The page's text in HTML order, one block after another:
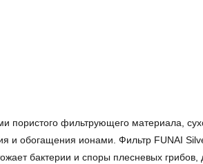
пористого фильтрующего материала,
и обогащения ионами. Фильтр FUNAI
бактерии и споры плесневых